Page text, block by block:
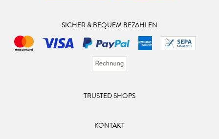
SICHER & BEQUEM BEZAHLEN
TRUSTED SHOPS
KONTAKT